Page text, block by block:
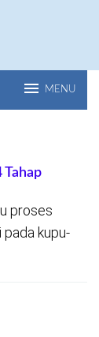
MENU
proses
kupu-